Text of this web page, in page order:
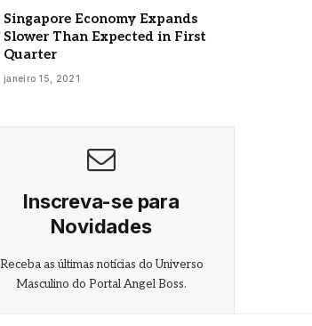
Singapore Economy Expands
Slower Than Expected in First
Quarter
janeiro 15, 2021
Inscreva-se para
Novidades
Receba as últimas notícias do Universo
Masculino do Portal Angel Boss.